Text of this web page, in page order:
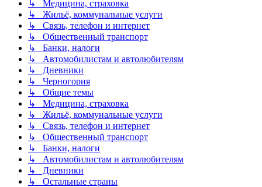
↳ Медицина, страховка
↳ Жильё, коммунальные услуги
↳ Связь, телефон и интернет
↳ Общественный транспорт
↳ Банки, налоги
↳ Автомобилистам и автолюбителям
↳ Дневники
↳ Черногория
↳ Общие темы
↳ Медицина, страховка
↳ Жильё, коммунальные услуги
↳ Связь, телефон и интернет
↳ Общественный транспорт
↳ Банки, налоги
↳ Автомобилистам и автолюбителям
↳ Дневники
↳ Остальные страны